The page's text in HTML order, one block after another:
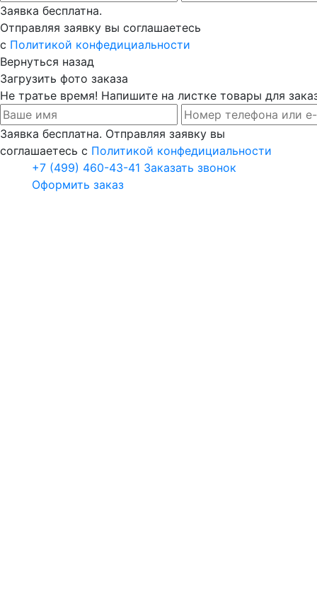
Заявка бесплатна.
Отправляя заявку вы соглашаетесь
с Политикой конфедициальности
Вернуться назад
Загрузить фото заказа
Не тратье время! Напишите на листке товары для
Заявка бесплатна. Отправляя заявку вы
соглашаетесь с Политикой конфедициальности
+7 (499) 460-43-41 Заказать звонок
Оформить заказ